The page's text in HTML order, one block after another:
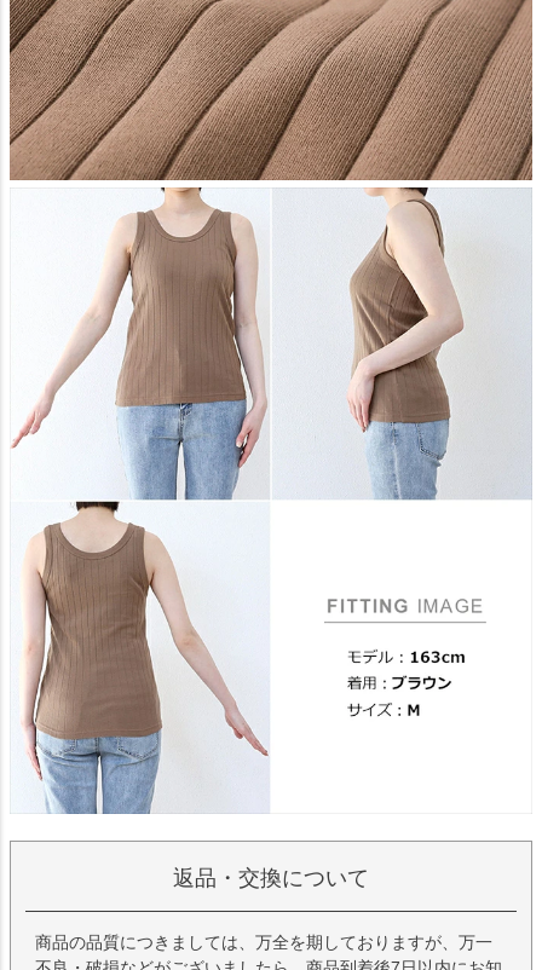
返品・交換について
商品の品質につきましては、万全を期しておりますが、万一